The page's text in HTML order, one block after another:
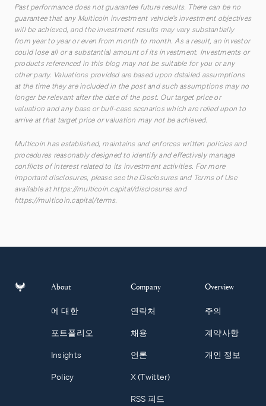
Past performance does not guarantee future results. There can be no
guarantee that any Multicoin investment vehicle’s investment objectives
will be achieved, and the investment results may vary substantially
from year to year or even from month to month. As a result, an investor
could lose all or a substantial amount of its investment. Investments or
products referenced in this blog may not be suitable for you or any
other party. Valuations provided are based upon detailed assumptions
at the time they are included in the post and such assumptions may no
longer be relevant after the date of the post. Our target price or
valuation and any base or bull-case scenarios which are relied upon to
arrive at that target price or valuation may not be achieved.
Multicoin has established, maintains and enforces written policies and
procedures reasonably designed to identify and effectively manage
conflicts of interest related to its investment activities. For more
important disclosures, please see the Disclosures and Terms of Use
available athttps://multicoin.capital/disclosuresand
https://multicoin.capital/terms.
About
에 대한
포트폴리오
Insights
Policy
Company
연락처
채용
언론
X (Twitter)
RSS 피드
Overview
주의
계약사항
개인 정보